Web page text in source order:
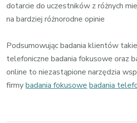
dotarcie do uczestników z różnych
na bardziej różnorodne opinie
Podsumowując badania klientów
telefoniczne badania fokusowe oraz
online to niezastąpione narzędzia
firmybadania fokusowe badania